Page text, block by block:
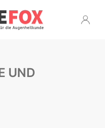
UND